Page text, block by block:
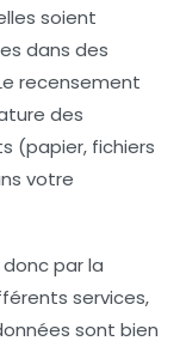
soient
dans des
recensement
des
(papier, fichiers
votre
par la
services,
sont bien